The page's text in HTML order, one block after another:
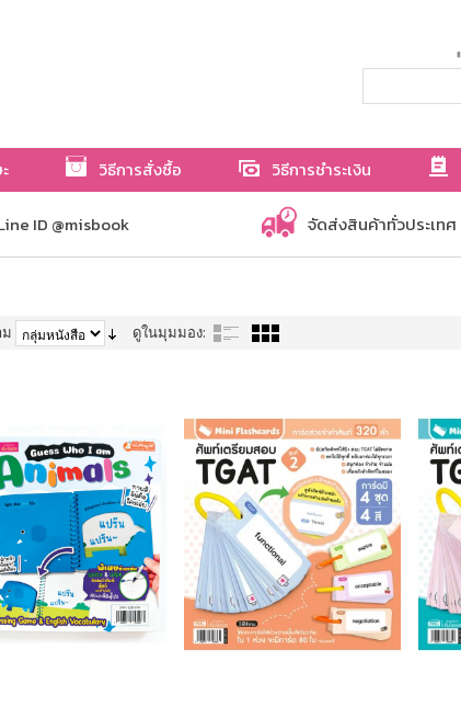
วิธีการสั่งซื้อ วิธีการชำระเงิน
ID @misbook จัดส่งสินค้าทั่วประเทศ
ม ดูในมุมมอง: